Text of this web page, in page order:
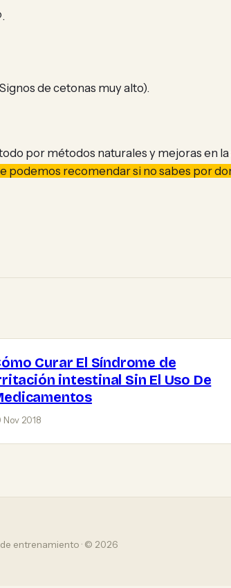
de cetonas muy alto).
por métodos naturales y mejoras en
podemos recomendar si no sabes por
Curar El Síndrome de
intestinal Sin El Uso De
Nov 2018
de entrenamiento · © 2026